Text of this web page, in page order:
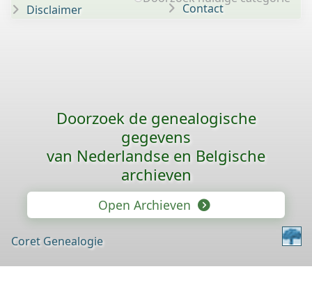
Disclaimer
Contact
Doorzoek de genealogische
gegevens
van Nederlandse en Belgische
archieven
Open Archieven
Coret Genealogie